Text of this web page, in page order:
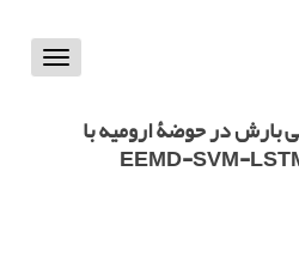
Toggle
بارش در حوضۀ ارومیه با